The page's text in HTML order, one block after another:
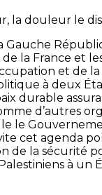
la douleur le
Gauche
la France et
et de
à deux
durable
d’autres
le
cet agenda
de la sécurité
à un